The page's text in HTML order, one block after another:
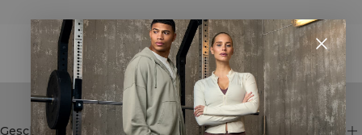
STYLE WITH
Geschäft